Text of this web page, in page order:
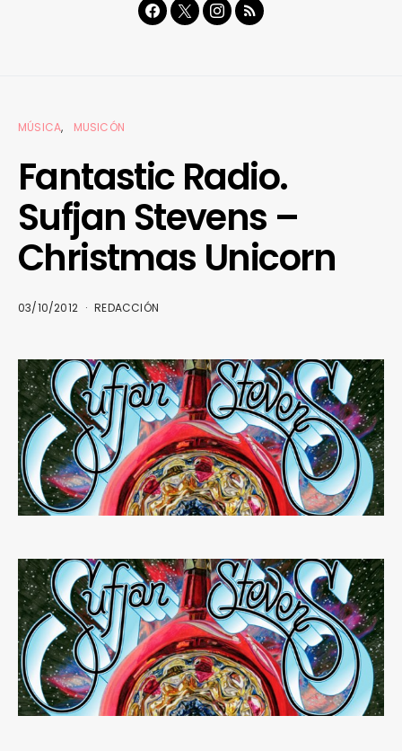
MÚSICA MUSICÓN
Fantastic Radio.
Sufjan Stevens –
Christmas Unicorn
03/10/2012 REDACCIÓN